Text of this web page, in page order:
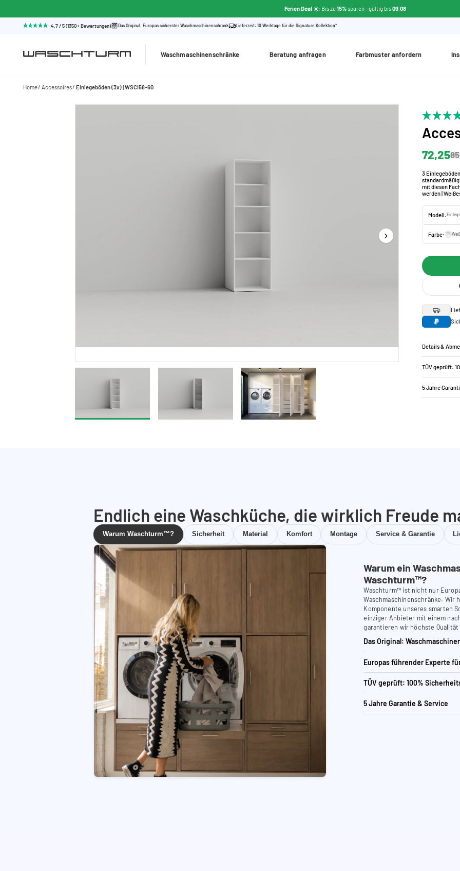
Ferien Deal ☀️: Bis zu15%sparen- gültig bis09.08
4.7 / 5 (1350+ Bewertungen) Das Original: Europas sicherster Waschmaschinenschrank Lieferzeit: 10 Werktage für die Signature Kollektion*
Waschmaschinenschränke Beratung anfragen Farbmuster anfordern
Home Accessoires Einlegeböden (3x) | WSCI58-60
72,25
3
mit diesen
werden |
Modell:
Farbe:
Details &
TÜV geprüft:
5 Jahre
Endlich eine Waschküche, die wirklich Freude
Warum Waschturm™? Sicherheit Material Komfort Montage Service & Garantie
Warum ein
Waschturm™?
Waschturm™ ist nicht nur
Waschmaschinenschränke. Wir
Komponente unseres smarten
einziger Anbieter mit einem
garantieren wir höchste
Das Original:
Europas führender Experte
TÜV geprüft: 100%
5 Jahre Garantie & Service